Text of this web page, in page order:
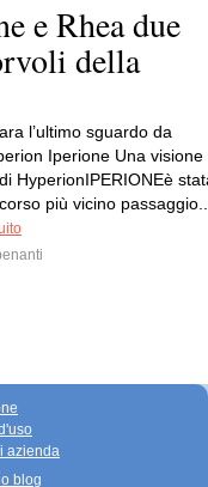
e Rhea due
della
l’ultimo sguardo da
Iperione Una visione
HyperionIPERIONEè
più vicino
azienda
blog